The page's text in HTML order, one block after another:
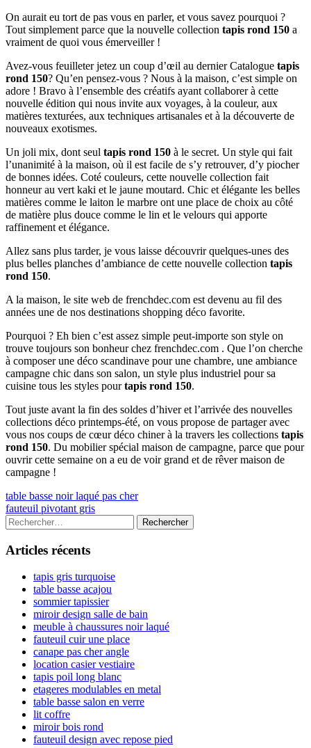
On aurait eu tort de pas vous en parler, et vous savez pourquoi ?
Tout simplement parce que la nouvelle collection tapis rond 150 a
vraiment de quoi vous émerveiller !
Avez-vous feuilleter jetez un coup d’œil au dernier Catalogue tapis
rond 150? Qu’en pensez-vous ? Nous à la maison, c’est simple on
adore ! Bravo à l’ensemble des créatifs ayant collaborer à cette
nouvelle édition qui nous invite aux voyages, à la couleur, aux
matières texturées, aux techniques artisanales et à la découverte de
nouveaux exotismes.
Un joli mix, dont seul tapis rond 150 à le secret. Un style qui fait
l’unanimité à la maison, où il est facile de s’y retrouver, d’y piocher
de bonnes idées. Coté couleurs, cette nouvelle collection fait
honneur au vert kaki et le jaune moutard. Chic et élégante les belles
matières comme le laiton le marbre ont une place de choix au côté
de matière plus douce comme le lin et le velours qui apporte
raffinement et élégance.
Allez sans plus tarder, je vous laisse découvrir quelques-unes des
plus belles planches d’ambiance de cette nouvelle collection tapis
rond 150.
A la maison, le site web de frenchdec.com est devenu au fil des
années une de nos destinations shopping déco favorite.
Pourquoi ? Eh bien c’est assez simple peut-importe son style on
trouve toujours son bonheur chez frenchdec.com . Que l’on cherche
à composer une déco scandinave pour une chambre, une ambiance
campagne chic dans son salon, un style plus industriel pour sa
cuisine tous les styles pourtapis rond 150.
Tout juste avant la fin des soldes d’hiver et l’arrivée des nouvelles
collections déco printemps-été, on vous propose de partager avec
vous nos coups de cœur déco chiner à la travers les collections tapis
rond 150. Du mobilier spécial maison de campagne, parce que pour
ouvrir cette semaine on a eu de voir grand et de rêver maison de
campagne !
Navigation
de
l’article
Previous
article:
table basse noir laqué pas cher
Next
article:
fauteuil pivotant gris
Colonne
latérale
principale
Rechercher :
Articles récents
tapis gris turquoise
table basse acajou
sommier tapissier
miroir design salle de bain
meuble à chaussures noir laqué
fauteuil cuir une place
canape pas cher angle
location casier vestiaire
tapis poil long blanc
etageres modulables en metal
table basse salon en verre
lit coffre
miroir bois rond
fauteuil design avec repose pied